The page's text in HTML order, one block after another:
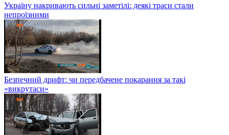
Україну накривають сильні заметілі: деякі траси стали
непроїзними
Безпечний дрифт: чи передбачене покарання за такі
«викрутаси»